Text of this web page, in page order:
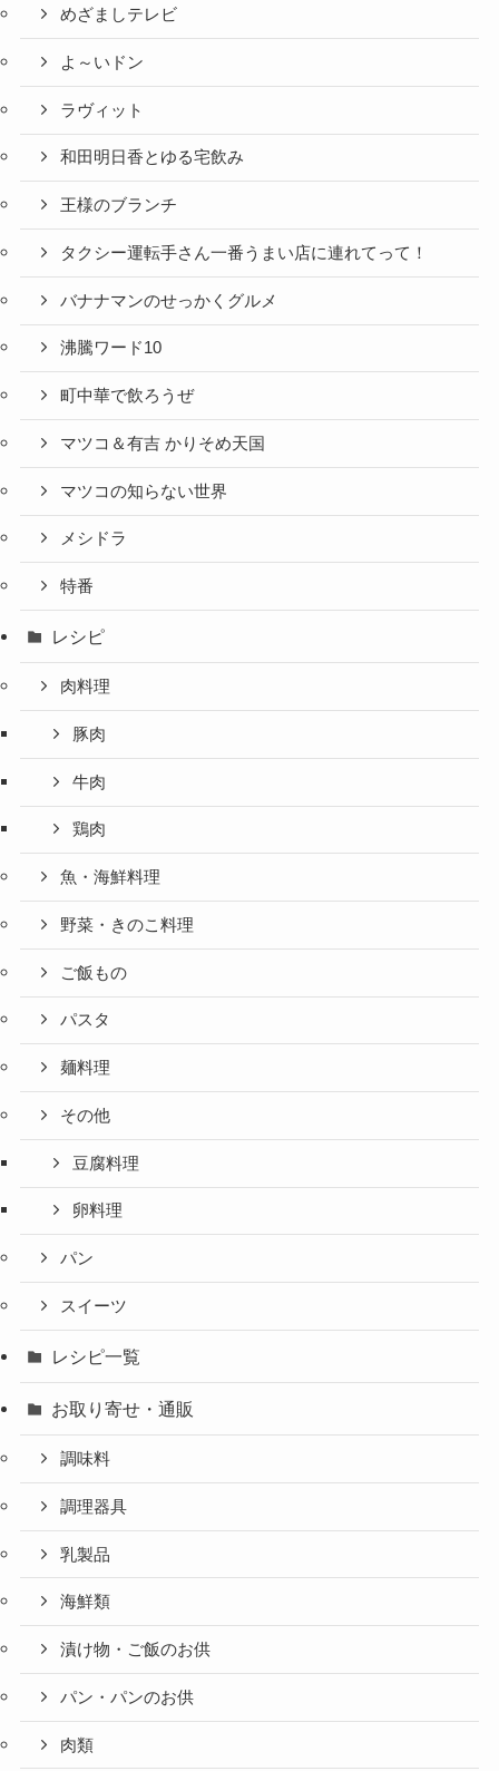
めざましテレビ
よ～いドン
ラヴィット
和田明日香とゆる宅飲み
王様のブランチ
タクシー運転手さん一番うまい店に連れてって！
バナナマンのせっかくグルメ
沸騰ワード10
町中華で飲ろうぜ
マツコ＆有吉 かりそめ天国
マツコの知らない世界
メシドラ
特番
レシピ
肉料理
豚肉
牛肉
鶏肉
魚・海鮮料理
野菜・きのこ料理
ご飯もの
パスタ
麺料理
その他
豆腐料理
卵料理
パン
スイーツ
レシピ一覧
お取り寄せ・通販
調味料
調理器具
乳製品
海鮮類
漬け物・ご飯のお供
パン・パンのお供
肉類